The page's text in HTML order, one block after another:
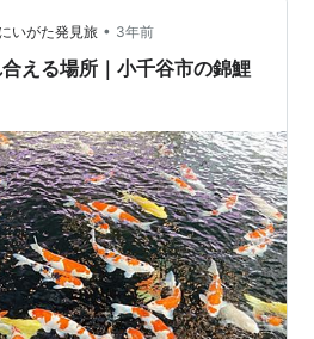
いがた発見旅 • 3年前
える場所｜小千谷市の錦鯉